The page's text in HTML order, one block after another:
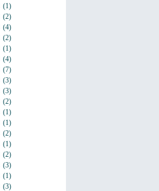
(1)
(2)
(4)
(2)
(1)
(4)
(7)
(3)
(3)
(2)
(1)
(1)
(2)
(1)
(2)
(3)
(1)
(3)